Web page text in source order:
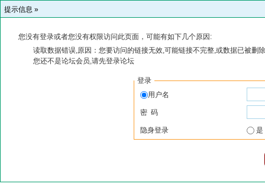
提示信息 »
您没有登录或者您没有权限访问此页面，可能有如下几个原因:
读取数据错误,原因：您要访问的链接无效,可能链接不完整,或数据已被删
您还不是论坛会员,请先登录论坛
登录
用户名
密 码
隐身登录